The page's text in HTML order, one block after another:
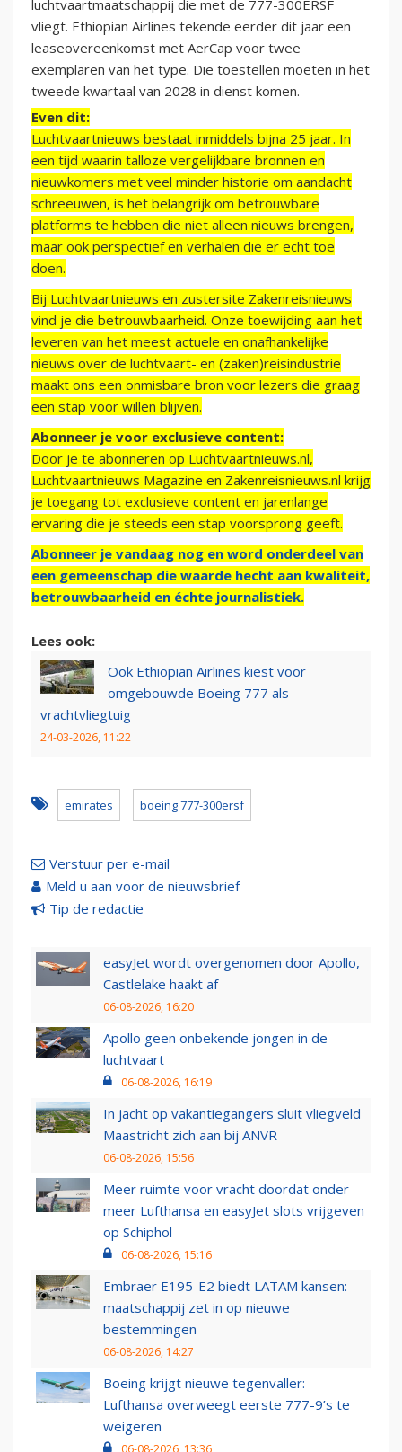
luchtvaartmaatschappij die met de 777-300ERSF
vliegt. Ethiopian Airlines tekende eerder dit jaar een
leaseovereenkomst met AerCap voor twee
exemplaren van het type. Die toestellen moeten in het
tweede kwartaal van 2028 in dienst komen.
Even dit:
Luchtvaartnieuws bestaat inmiddels bijna 25 jaar. In
een tijd waarin talloze vergelijkbare bronnen en
nieuwkomers met veel minder historie om aandacht
schreeuwen, is het belangrijk om betrouwbare
platforms te hebben die niet alleen nieuws brengen,
maar ook perspectief en verhalen die er echt toe
doen.
Bij Luchtvaartnieuws en zustersite Zakenreisnieuws
vind je die betrouwbaarheid. Onze toewijding aan het
leveren van het meest actuele en onafhankelijke
nieuws over de luchtvaart- en (zaken)reisindustrie
maakt ons een onmisbare bron voor lezers die graag
een stap voor willen blijven.
Abonneer je voor exclusieve content:
Door je te abonneren op Luchtvaartnieuws.nl,
Luchtvaartnieuws Magazine en Zakenreisnieuws.nl krijg
je toegang tot exclusieve content en jarenlange
ervaring die je steeds een stap voorsprong geeft.
Abonneer je vandaag nog en word onderdeel van
een gemeenschap die waarde hecht aan kwaliteit,
betrouwbaarheid en échte journalistiek.
Lees ook:
Ook Ethiopian Airlines kiest voor
omgebouwde Boeing 777 als
vrachtvliegtuig
24-03-2026, 11:22
emirates boeing 777-300ersf
Verstuur per e-mail
Meld u aan voor de nieuwsbrief
Tip de redactie
easyJet wordt overgenomen door Apollo,
Castlelake haakt af
06-08-2026, 16:20
Apollo geen onbekende jongen in de
luchtvaart
06-08-2026, 16:19
In jacht op vakantiegangers sluit vliegveld
Maastricht zich aan bij ANVR
06-08-2026, 15:56
Meer ruimte voor vracht doordat onder
meer Lufthansa en easyJet slots vrijgeven
op Schiphol
06-08-2026, 15:16
Embraer E195-E2 biedt LATAM kansen:
maatschappij zet in op nieuwe
bestemmingen
06-08-2026, 14:27
Boeing krijgt nieuwe tegenvaller:
Lufthansa overweegt eerste 777-9’s te
weigeren
06-08-2026, 13:36